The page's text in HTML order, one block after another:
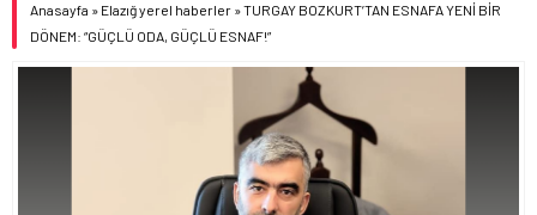
13.798,82
Anasayfa » Elazığ yerel haberler »TURGAY BOZKURT’TAN ESNAFA YENİ BİR
DÖNEM: “GÜÇLÜ ODA, GÜÇLÜ ESNAF!”